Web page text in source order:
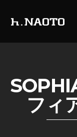
フィ